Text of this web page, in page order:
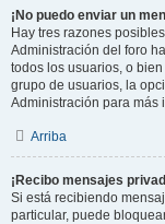
¡No puedo enviar un
Hay tres razones
Administración del foro
todos los usuarios, o
grupo de usuarios, la
Administración para más
Arriba
¡Recibo mensajes
Si está recibiendo
particular, puede